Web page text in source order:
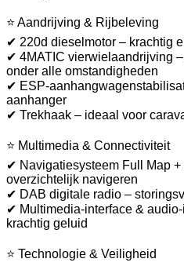
⭐ Aandrijving & Rijbeleving
✔ 220d dieselmotor – krachtig
✔ 4MATIC vierwielaandrijving
onder alle omstandigheden
✔ ESP-
aanhanger
✔ Trekhaak – ideaal voor
⭐ Multimedia & Connectiviteit
✔ Navigatiesysteem Full Map
overzichtelijk navigeren
✔ DAB digitale radio –
✔ Multimedia-interface &
krachtig geluid
⭐ Technologie & Veiligheid